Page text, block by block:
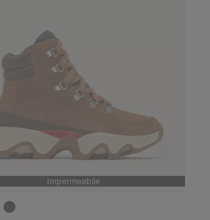
Impermeabile